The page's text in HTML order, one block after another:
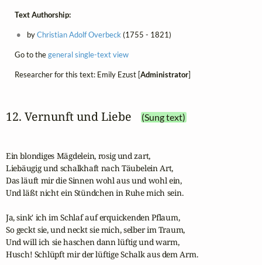
Text Authorship:
byChristian Adolf Overbeck (1755 - 1821)
Go to thegeneral single-text view
Researcher for this text: Emily Ezust [Administrator]
12. Vernunft und Liebe (Sung text)
Ein blondiges Mägdelein, rosig und zart,
Liebäugig und schalkhaft nach Täubelein Art,
Das läuft mir die Sinnen wohl aus und wohl ein,
Und läßt nicht ein Stündchen in Ruhe mich sein.
Ja, sink' ich im Schlaf auf erquickenden Pflaum,
So geckt sie, und neckt sie mich, selber im Traum,
Und will ich sie haschen dann lüftig und warm,
Husch! Schlüpft mir der lüftige Schalk aus dem Arm.